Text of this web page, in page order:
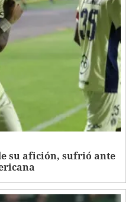
su afición, sufrió ante